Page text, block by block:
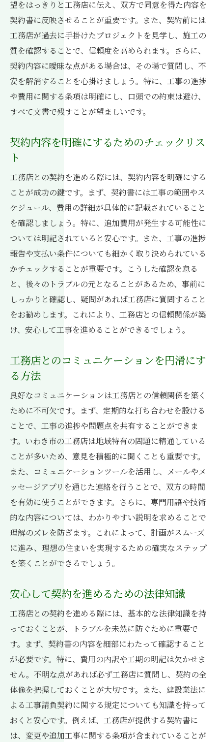
望をはっきりと工務店に伝え、双方で同意を得た内容を
契約書に反映させることが重要です。また、契約前には
工務店が過去に手掛けたプロジェクトを見学し、施工の
質を確認することで、信頼度を高められます。さらに、
契約内容に曖昧な点がある場合は、その場で質問し、不
安を解消することを心掛けましょう。特に、工事の進捗
や費用に関する条項は明確にし、口頭での約束は避け、
すべて文書で残すことが望ましいです。
契約内容を明確にするためのチェックリス
ト
工務店との契約を進める際には、契約内容を明確にする
ことが成功の鍵です。まず、契約書には工事の範囲やス
ケジュール、費用の詳細が具体的に記載されていること
を確認しましょう。特に、追加費用が発生する可能性に
ついては明記されていると安心です。また、工事の進捗
報告や支払い条件についても細かく取り決められている
かチェックすることが重要です。こうした確認を怠る
と、後々のトラブルの元となることがあるため、事前に
しっかりと確認し、疑問があれば工務店に質問すること
をお勧めします。これにより、工務店との信頼関係が築
け、安心して工事を進めることができるでしょう。
工務店とのコミュニケーションを円滑にす
る方法
良好なコミュニケーションは工務店との信頼関係を築く
ために不可欠です。まず、定期的な打ち合わせを設ける
ことで、工事の進捗や問題点を共有することができま
す。いわき市の工務店は地域特有の問題に精通している
ことが多いため、意見を積極的に聞くことも重要です。
また、コミュニケーションツールを活用し、メールやメ
ッセージアプリを通じた連絡を行うことで、双方の時間
を有効に使うことができます。さらに、専門用語や技術
的な内容については、わかりやすい説明を求めることで
理解のズレを防ぎます。これによって、計画がスムーズ
に進み、理想の住まいを実現するための確実なステップ
を築くことができるでしょう。
安心して契約を進めるための法律知識
工務店との契約を進める際には、基本的な法律知識を持
っておくことが、トラブルを未然に防ぐために重要で
す。まず、契約書の内容を細部にわたって確認すること
が必要です。特に、費用の内訳や工期の明記は欠かせま
せん。不明な点があれば必ず工務店に質問し、契約の全
体像を把握しておくことが大切です。また、建設業法に
よる工事請負契約に関する規定についても知識を持って
おくと安心です。例えば、工務店が提供する契約書に
は、変更や追加工事に関する条項が含まれていることが